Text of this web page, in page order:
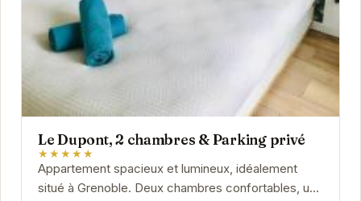
Le Dupont, 2 chambres & Parking privé
★★★★★
Appartement spacieux et lumineux, idéalement
situé à Grenoble. Deux chambres confortables, une